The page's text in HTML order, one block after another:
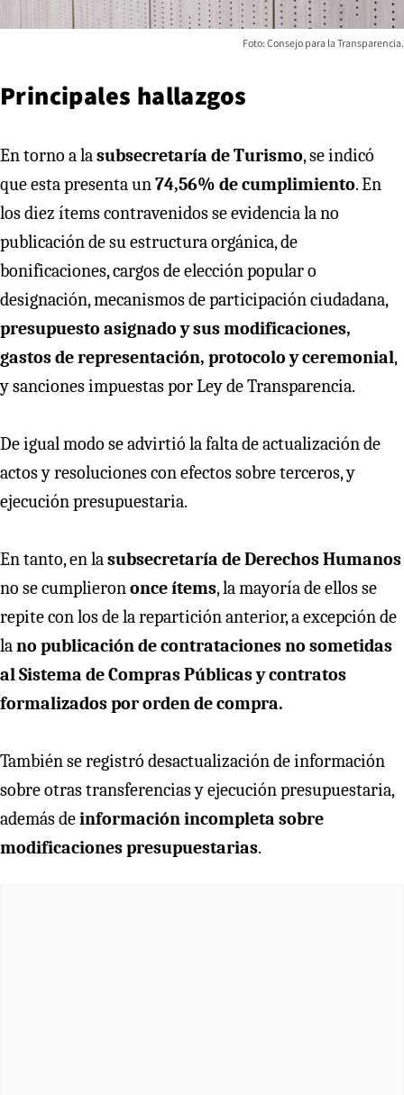
Foto: Consejo para la Transparencia.
Principales hallazgos
En torno a lasubsecretaría de Turismo, se indicó
que esta presenta un74,56% de cumplimiento. En
los diez ítems contravenidos se evidencia la no
publicación de su estructura orgánica, de
bonificaciones, cargos de elección popular o
designación, mecanismos de participación ciudadana,
presupuesto asignado y sus modificaciones,
gastos de representación, protocolo y ceremonial,
y sanciones impuestas por Ley de Transparencia.
De igual modo se advirtió la falta de actualización de
actos y resoluciones con efectos sobre terceros, y
ejecución presupuestaria.
En tanto, en lasubsecretaría de Derechos Humanos
no se cumplierononce ítems, la mayoría de ellos se
repite con los de la repartición anterior, a excepción de
lano publicación de contrataciones no sometidas
al Sistema de Compras Públicas y contratos
formalizados por orden de compra.
También se registró desactualización de información
sobre otras transferencias y ejecución presupuestaria,
además deinformación incompleta sobre
modificaciones presupuestarias.